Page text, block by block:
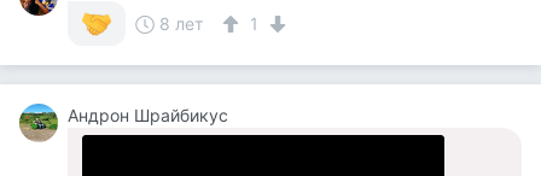
8 лет
1
Андрон Шрайбикус